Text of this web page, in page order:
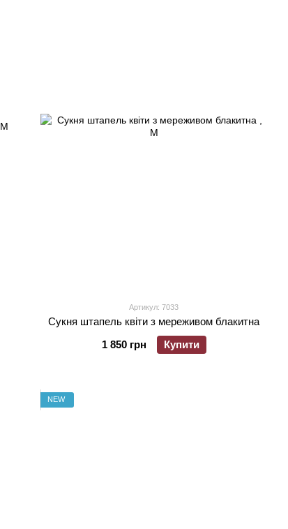
Артикул: 7033
Сукня штапель квіти з мереживом блакитна
1 850 грн
Купити
NEW